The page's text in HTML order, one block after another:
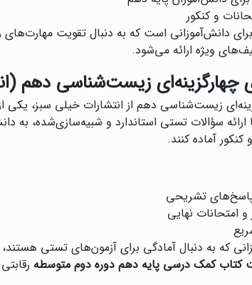
و کنکور
برای دانش‌آموزانی است که به دنبال تقویت
ویژه ارائه می‌شود.
زیست‌شناسی دهم
زیست‌شناسی دهم از انتشارات خیلی سبز، یکی
ارائه سؤالات تستی استاندارد و شبیه‌سازی‌شده،
آماده کنند.
پاسخ‌های تشریحی
امتحانات نهایی
که به دنبال آمادگی برای آزمون‌های تستی
کتاب کمک درسی پایه دهم دوره دوم متوسطه